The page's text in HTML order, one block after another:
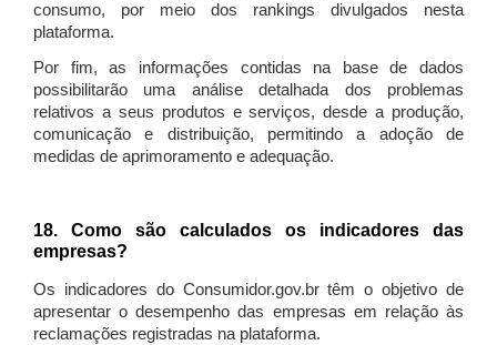
consumo, por meio dos rankings divulgados nesta
plataforma.
Por fim, as informações contidas na base de dados
possibilitarão uma análise detalhada dos problemas
relativos a seus produtos e serviços, desde a produção,
comunicação e distribuição, permitindo a adoção de
medidas de aprimoramento e adequação.
18. Como são calculados os indicadores das
empresas?
Os indicadores do Consumidor.gov.br têm o objetivo de
apresentar o desempenho das empresas em relação às
reclamações registradas na plataforma.